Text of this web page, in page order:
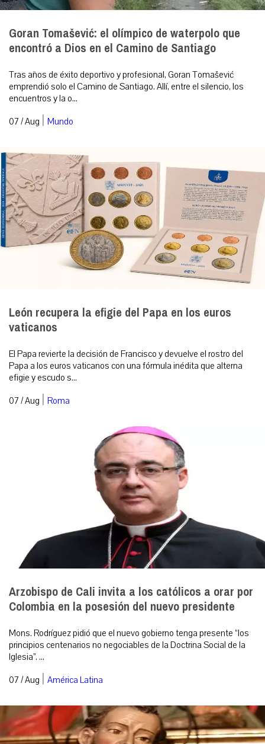
Goran Tomašević: el olímpico de waterpolo que
encontró a Dios en el Camino de Santiago
Tras años de éxito deportivo y profesional, Goran Tomašević
emprendió solo el Camino de Santiago. Allí, entre el silencio, los
encuentros y la o...
07 / Aug | Mundo
León recupera la efigie del Papa en los euros
vaticanos
El Papa revierte la decisión de Francisco y devuelve el rostro del
Papa a los euros vaticanos con una fórmula inédita que alterna
efigie y escudo s...
07 / Aug | Roma
Arzobispo de Cali invita a los católicos a orar por
Colombia en la posesión del nuevo presidente
Mons. Rodríguez pidió que el nuevo gobierno tenga presente “los
principios centenarios no negociables de la Doctrina Social de la
Iglesia”. ...
07 / Aug | América Latina